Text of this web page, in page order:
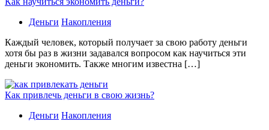
Деньги Накопления
Каждый человек, который получает за свою работу деньги
хотя бы раз в жизни задавался вопросом как научиться эти
деньги экономить. Также многим известна […]
Как привлечь деньги в свою жизнь?
Деньги Накопления